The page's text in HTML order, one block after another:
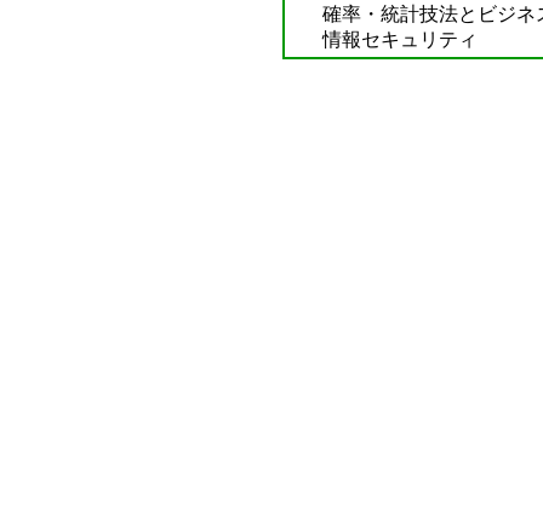
確率・統計技法とビジネ
情報セキュリティ